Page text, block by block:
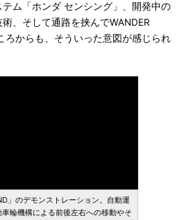
ム「ホンダ センシング」、開発中の
、そして通路を挟んでWANDER
ろからも、そういった意図が感じられ
」のデモンストレーション。自動運
輪機構による前後左右への移動やそ